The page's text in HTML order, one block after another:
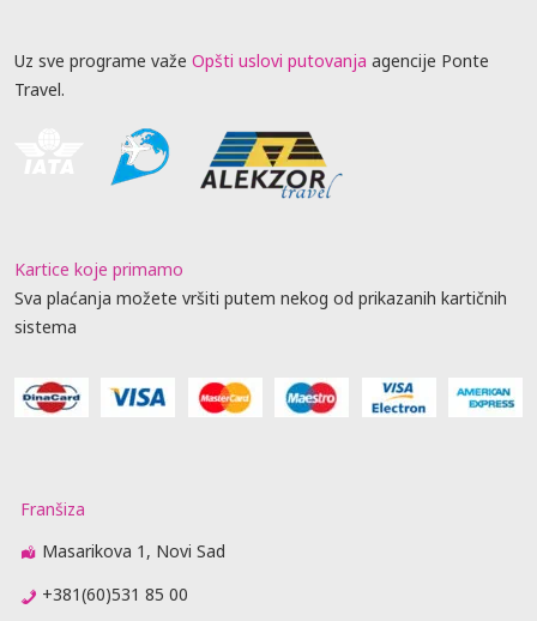
Uz sve programe važe Opšti uslovi putovanja agencije Ponte
Travel.
Kartice koje primamo
Sva plaćanja možete vršiti putem nekog od prikazanih kartičnih
sistema
Franšiza
Masarikova 1, Novi Sad
+381(60)531 85 00